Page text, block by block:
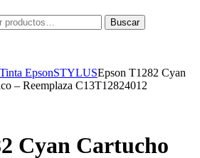
Buscar
Tinta EpsonSTYLUSEpson T1282 Cyan
– Reemplaza C13T12824012
Cyan Cartucho